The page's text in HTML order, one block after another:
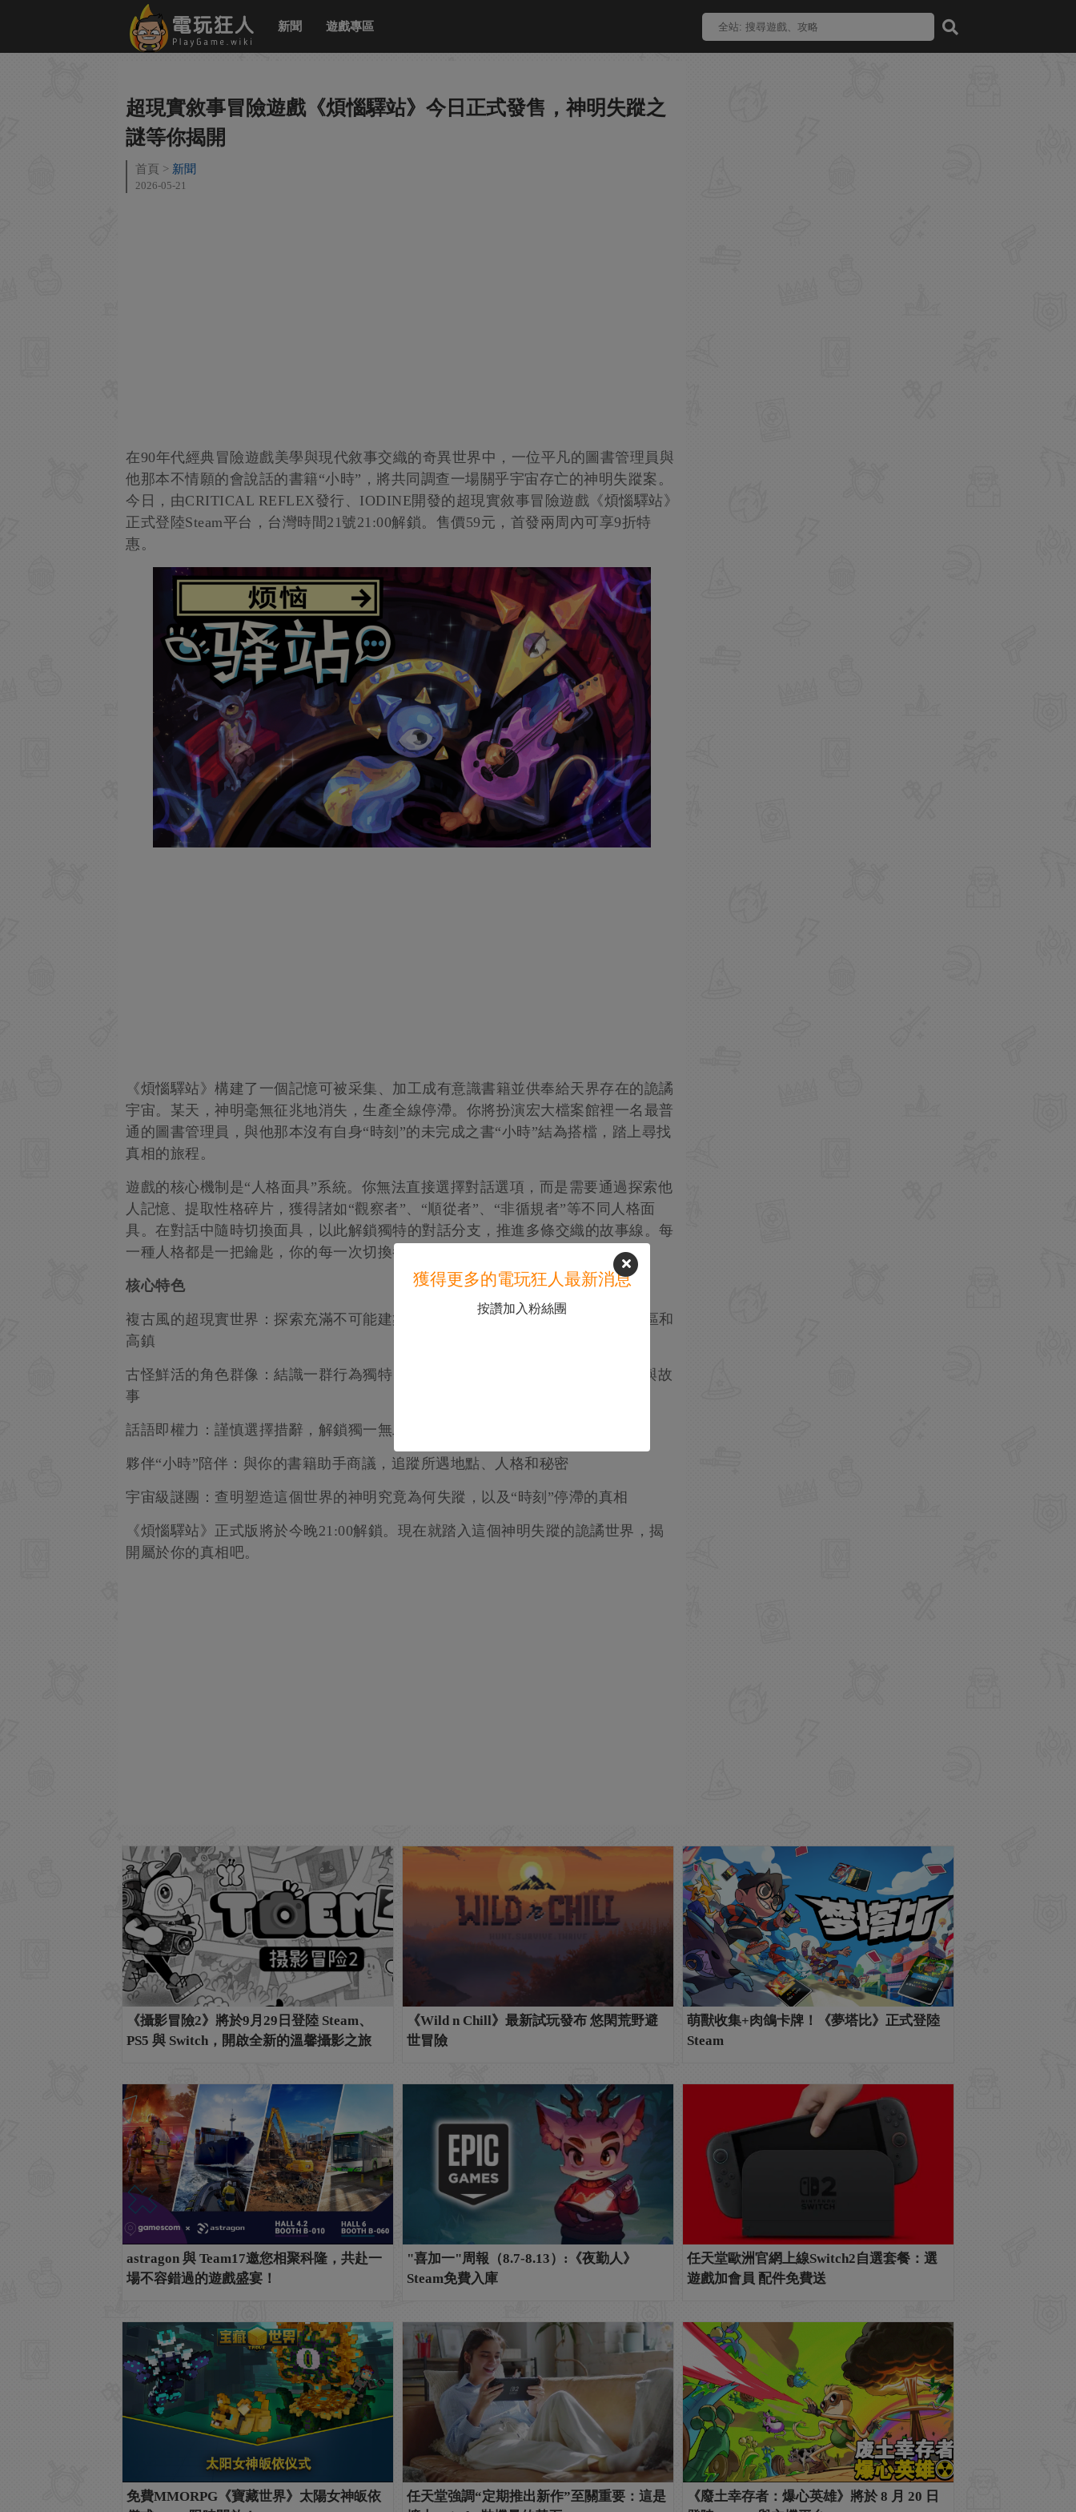
新聞 遊戲專區
超現實敘事冒險遊戲《煩惱驛站》今日正式發售，神明失蹤之
謎等你揭開
首頁 新聞
2026-05-21
在90年代經典冒險遊戲美學與現代敘事交織的奇異世界中，一位平凡的圖書管理員與
他那本不情願的會說話的書籍“小時”，將共同調查一場關乎宇宙存亡的神明失蹤案。
今日，由CRITICAL REFLEX發行、IODINE開發的超現實敘事冒險遊戲《煩惱驛站》
正式登陸Steam平台，台灣時間21號21:00解鎖。售價59元，首發兩周內可享9折特
惠。
《煩惱驛站》構建了一個記憶可被采集、加工成有意識書籍並供奉給天界存在的詭譎
宇宙。某天，神明毫無征兆地消失，生產全線停滯。你將扮演宏大檔案館裡一名最普
通的圖書管理員，與他那本沒有自身“時刻”的未完成之書“小時”結為搭檔，踏上尋找
真相的旅程。
遊戲的核心機制是“人格面具”系統。你無法直接選擇對話選項，而是需要通過探索他
人記憶、提取性格碎片，獲得諸如“觀察者”、“順從者”、“非循規者”等不同人格面
具。在對話中隨時切換面具，以此解鎖獨特的對話分支，推進多條交織的故事線。每
一種人格都是一把鑰匙，你的每一次切換都在塑造故事的走向。
核心特色
複古風的超現實世界：探索充滿不可能建築、可疑規則與閾限氛圍的洛鎮、管線區和
高鎮
古怪鮮活的角色群像：結識一群行為獨特、內心複雜的“怪胎”，了解他們的怪癖與故
事
話語即權力：謹慎選擇措辭，解鎖獨一無二的對話路徑，推動敘事前進
夥伴“小時”陪伴：與你的書籍助手商議，追蹤所遇地點、人格和秘密
宇宙級謎團：查明塑造這個世界的神明究竟為何失蹤，以及“時刻”停滯的真相
《煩惱驛站》正式版將於今晚21:00解鎖。現在就踏入這個神明失蹤的詭譎世界，揭
開屬於你的真相吧。
《攝影冒險2》將於9月29日登陸 Steam、
PS5 與 Switch，開啟全新的溫馨攝影之旅
《Wild n Chill》最新試玩發布 悠閑荒野避
世冒險
萌獸收集+肉鴿卡牌！《夢塔比》正式登陸
Steam
astragon 與 Team17邀您相聚科隆，共赴一
場不容錯過的遊戲盛宴！
"喜加一"周報（8.7-8.13）:《夜勤人》
Steam免費入庫
任天堂歐洲官網上線Switch2自選套餐：選
遊戲加會員 配件免費送
免費MMORPG《寶藏世界》太陽女神皈依
任天堂強調“定期推出新作”至關重要：這是
《廢土幸存者：爆心英雄》將於 8 月 20 日
獲得更多的電玩狂人最新消息
按讚加入粉絲團